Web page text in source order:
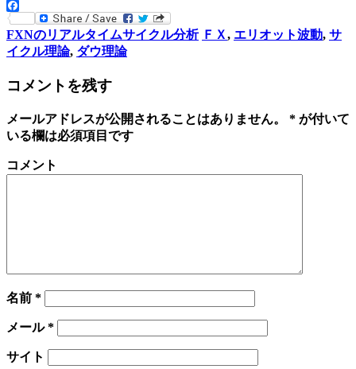
Twitter
Facebook
FXNのリアルタイムサイクル分析 ＦＸ, エリオット波動, サ
イクル理論, ダウ理論
コメントを残す
メールアドレスが公開されることはありません。 * が付いて
いる欄は必須項目です
コメント
名前 *
メール*
サイト